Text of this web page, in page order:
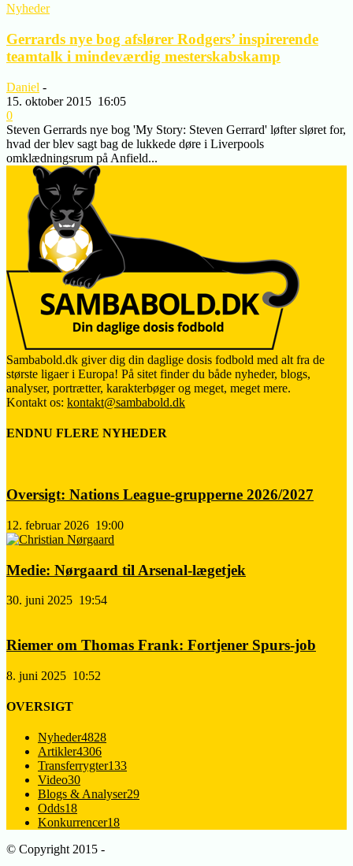
Nyheder
Gerrards nye bog afslører Rodgers’ inspirerende
teamtalk i mindeværdig mesterskabskamp
Daniel -
15. oktober 2015 16:05
0
Steven Gerrards nye bog 'My Story: Steven Gerrard' løfter sløret for,
hvad der blev sagt bag de lukkede døre i Liverpools
omklædningsrum på Anfield...
Sambabold.dk giver dig din daglige dosis fodbold med alt fra de
største ligaer i Europa! På sitet finder du både nyheder, blogs,
analyser, portrætter, karakterbøger og meget, meget mere.
Kontakt os: kontakt@sambabold.dk
ENDNU FLERE NYHEDER
Oversigt: Nations League-grupperne 2026/2027
12. februar 2026 19:00
Medie: Nørgaard til Arsenal-lægetjek
30. juni 2025 19:54
Riemer om Thomas Frank: Fortjener Spurs-job
8. juni 2025 10:52
OVERSIGT
Nyheder4828
Artikler4306
Transferrygter133
Video30
Blogs & Analyser29
Odds18
Konkurrencer18
© Copyright 2015 -